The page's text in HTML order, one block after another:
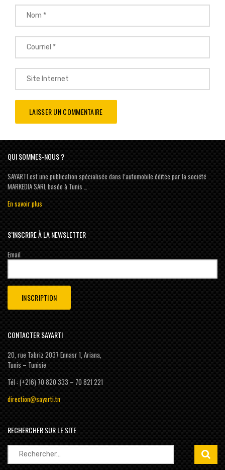
QUI SOMMES-NOUS ?
SAYARTI est une publication spécialisée dans l’automobile éditée par la société
MARKEDIA SARL basée à Tunis …
En savoir plus
S’INSCRIRE À LA NEWSLETTER
Email
CONTACTER SAYARTI
20, rue Tabriz 2037 Ennasr 1, Ariana,
Tunis – Tunisie
Tél : (+216) 70 820 333 – 70 821 221
direction@sayarti.tn
RECHERCHER SUR LE SITE
Rechercher :